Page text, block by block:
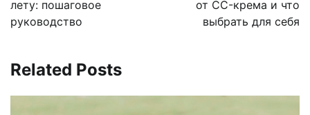
записям
лету: пошаговое
руководство
от CC-крема и что
выбрать для себя
Related Posts